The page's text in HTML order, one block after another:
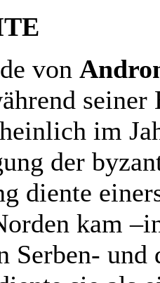
von
seiner
im
der
diente
kam
Serben-